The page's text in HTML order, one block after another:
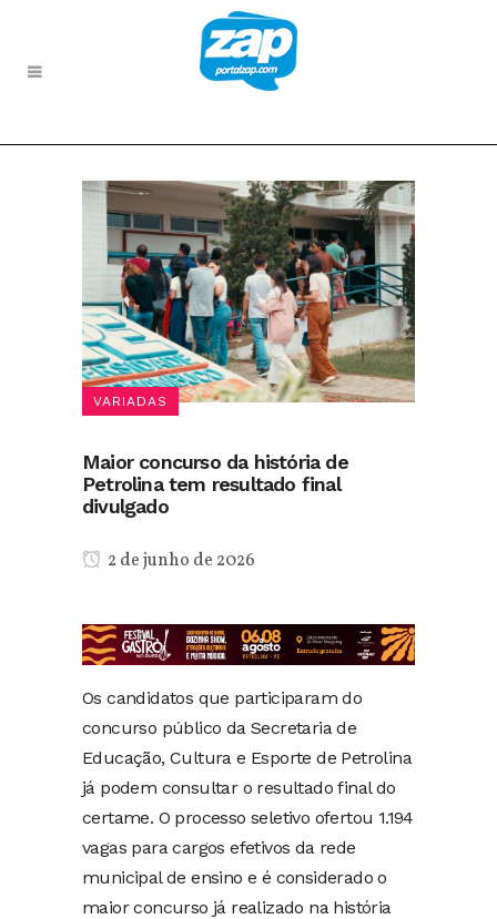
VARIADAS
Maior concurso da história de
Petrolina tem resultado final
divulgado
2 de junho de 2026
Os candidatos que participaram do
concurso público da Secretaria de
Educação, Cultura e Esporte de Petrolina
já podem consultar o resultado final do
certame. O processo seletivo ofertou 1.194
vagas para cargos efetivos da rede
municipal de ensino e é considerado o
maior concurso já realizado na história